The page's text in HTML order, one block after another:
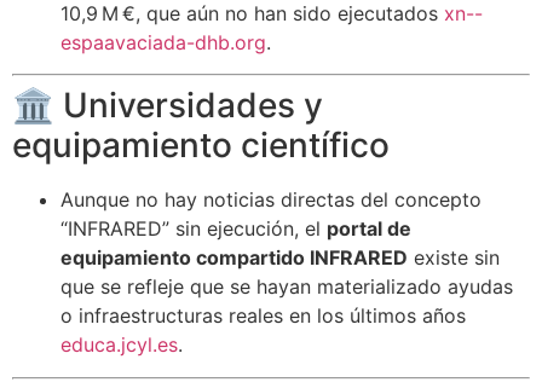
10,9 M €, que aún no han sido ejecutados xn--
espaavaciada-dhb.org.
🏛️ Universidades y
equipamiento científico
Aunque no hay noticias directas del concepto
“INFRARED” sin ejecución, el portal de
equipamiento compartido INFRARED existe sin
que se refleje que se hayan materializado ayudas
o infraestructuras reales en los últimos años
educa.jcyl.es.